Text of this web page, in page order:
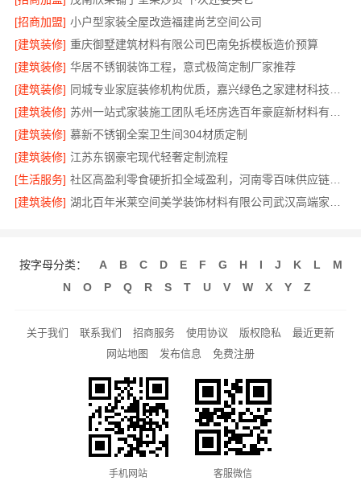
[招商加盟] 小户型家装全屋改造福建尚艺空间公司
[建筑装修] 重庆御墅建筑材料有限公司巴南免拆模板造价预算
[建筑装修] 华居不锈钢装饰工程，意式极简定制厂家推荐
[建筑装修]
[建筑装修]
[建筑装修] 慕新不锈钢全案卫生间304材质定制
[建筑装修] 江苏东钢豪宅现代轻奢定制流程
[生活服务]
社区高盈利零食硬折扣全域盈利，河南零百味供应链有限公司
[建筑装修]
按字母分类： A B C D E F G H I J K L
M
N
O P Q R S T U V W X Y Z
关于我们 联系我们 招商服务 使用协议 版权隐私
最近更新
网站地图
发布信息 免费注册
手机网站 客服微信